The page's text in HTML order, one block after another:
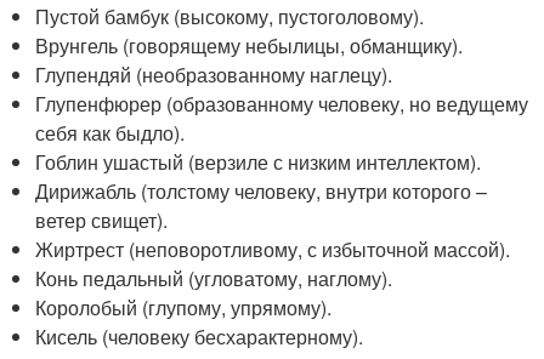
Пустой бамбук (высокому, пустоголовому).
Врунгель (говорящему небылицы, обманщику).
Глупендяй (необразованному наглецу).
Глупенфюрер (образованному человеку, но ведущему
себя как быдло).
Гоблин ушастый (верзиле с низким интеллектом).
Дирижабль (толстому человеку, внутри которого –
ветер свищет).
Жиртрест (неповоротливому, с избыточной массой).
Конь педальный (угловатому, наглому).
Королобый (глупому, упрямому).
Кисель (человеку бесхарактерному).